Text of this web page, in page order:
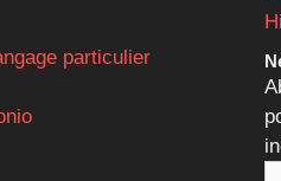
particulier